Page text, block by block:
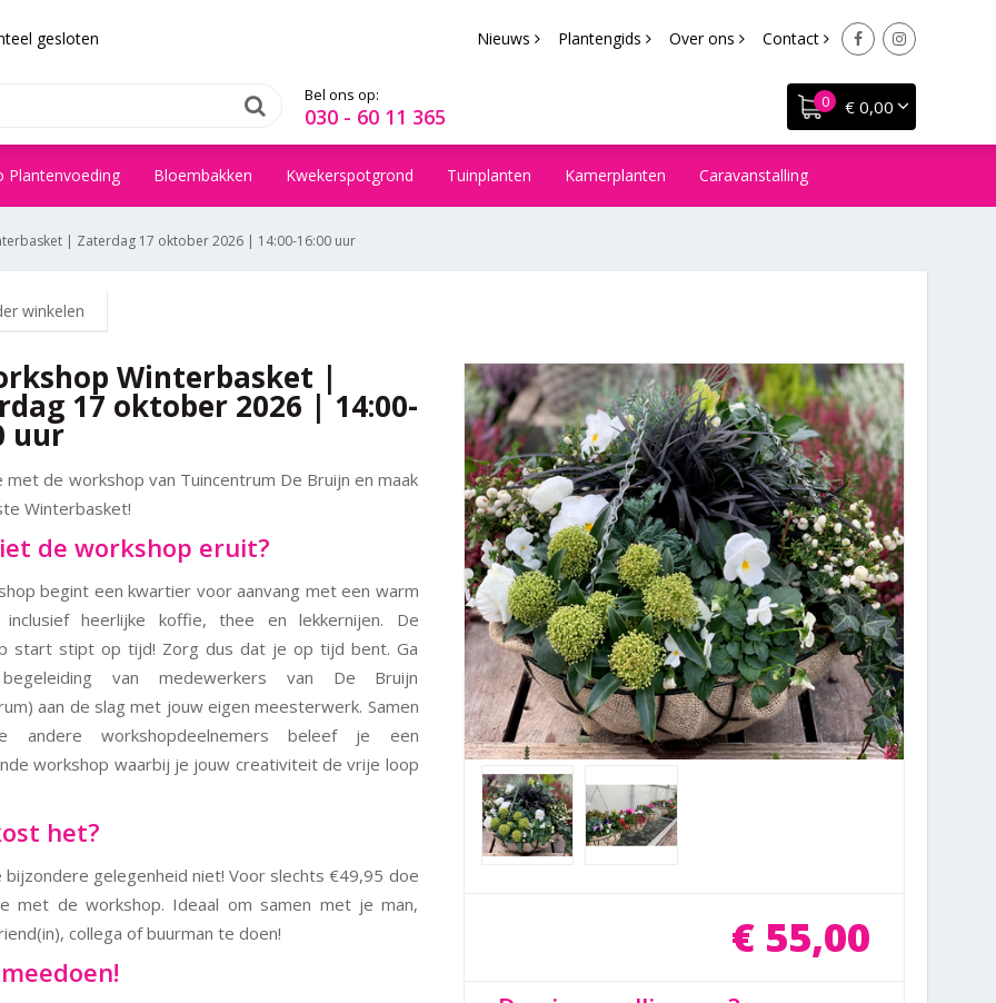
| Zaterdag 17 oktober 2026 | 14:00-16:00 uur
gesloten Nieuws Plantengids Over ons Contact
€ 0,00
Bel ons op:
030 - 60 11 365
Plantenvoeding Bloembakken Kwekerspotgrond Tuinplanten Kamerplanten Caravanstalling
winkelen
€ 55,00
Winterbasket |
17 oktober 2026 | 14:00-
uur
met de workshop van Tuincentrum De Bruijn en maak
Winterbasket!
de workshop eruit?
begint een kwartier voor aanvang met een warm
inclusief heerlijke koffie, thee en lekkernijen. De
start stipt op tijd! Zorg dus dat je op tijd bent. Ga
van medewerkers van De Bruijn
aan de slag met jouw eigen meesterwerk. Samen
andere workshopdeelnemers beleef je een
workshop waarbij je jouw creativiteit de vrije loop
het?
bijzondere gelegenheid niet! Voor slechts €49,95 doe
met de workshop. Ideaal om samen met je man,
collega of buurman te doen!